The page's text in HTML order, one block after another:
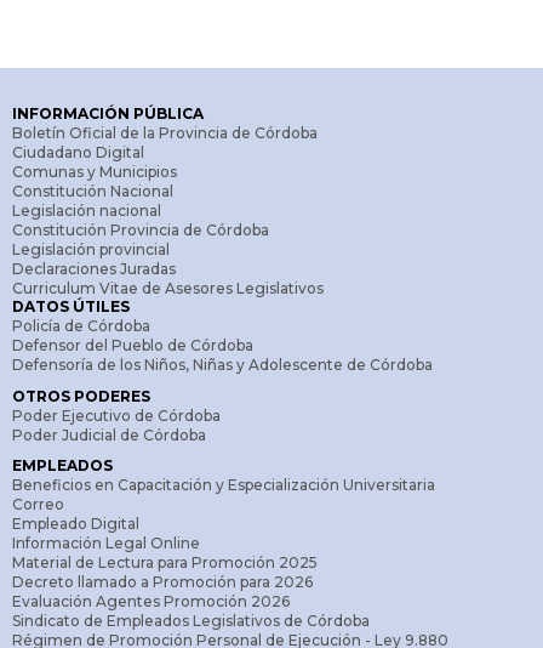
INFORMACIÓN PÚBLICA
Boletín Oficial de la Provincia de Córdoba
Ciudadano Digital
Comunas y Municipios
Constitución Nacional
Legislación nacional
Constitución Provincia de Córdoba
Legislación provincial
Declaraciones Juradas
Curriculum Vitae de Asesores Legislativos
DATOS ÚTILES
Policía de Córdoba
Defensor del Pueblo de Córdoba
Defensoría de los Niños, Niñas y Adolescente de Córdoba
OTROS PODERES
Poder Ejecutivo de Córdoba
Poder Judicial de Córdoba
EMPLEADOS
Beneficios en Capacitación y Especialización Universitaria
Correo
Empleado Digital
Información Legal Online
Material de Lectura para Promoción 2025
Decreto llamado a Promoción para 2026
Evaluación Agentes Promoción 2026
Sindicato de Empleados Legislativos de Córdoba
Régimen de Promoción Personal de Ejecución - Ley 9.880